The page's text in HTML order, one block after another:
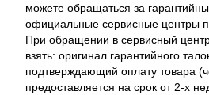
можете обращаться за
официальные сервисные центры
При обращении в сервисный
взять: оригинал гарантийного
подтверждающий оплату товара
предоставляется на срок от 2-х